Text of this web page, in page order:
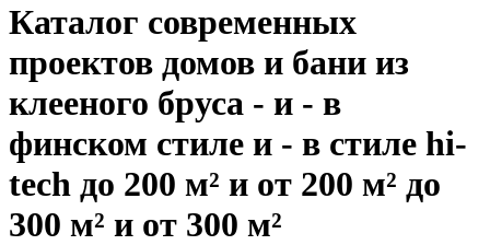
Каталог современных
проектов домов и бани из
клееного бруса - и - в
финском стиле и - в стиле hi-
tech до 200 м² и от 200 м² до
300 м² и от 300 м²